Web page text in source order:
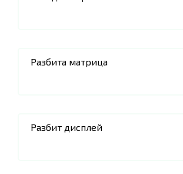
Разбита матрица
Разбит дисплей